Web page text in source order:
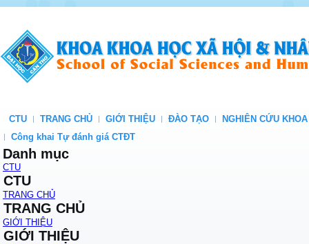
CTU TRANG CHỦ GIỚI THIỆU ĐÀO TẠO
NGHIÊN CỨU
Công khai Tự đánh giá CTĐT
Danh mục
CTU
CTU
TRANG CHỦ
TRANG CHỦ
GIỚI THIỆU
GIỚI THIỆU